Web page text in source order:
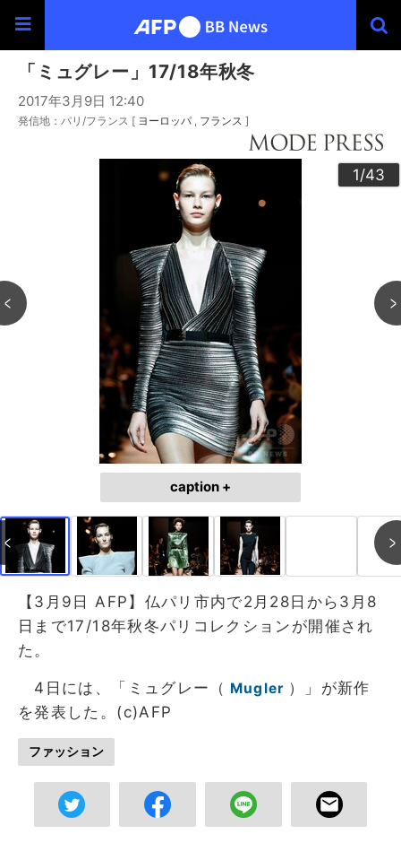
「ミュグレー」17/18年秋冬
2017年3月9日 12:40
発信地：パリ/フランス [ ヨーロッパ フランス ]
1/43
2/43
3/43
4/43
5/43
6/43
7/43
8/43
9/43
10/43
11/43
12/43
13/43
14/43
15/43
16/43
17/43
18/43
19/43
20/43
21/43
22/43
23/43
24/43
25/43
26/43
27/43
28/43
29/43
30/43
31/43
32/43
33/43
34/43
35/43
36/43
37/43
38/43
39/43
40/43
41/43
42/43
43/43
caption +
【3月9日 AFP】仏パリ市内で2月28日から3月8
日まで17/18年秋冬パリコレクションが開催され
た。
4日には、「ミュグレー（ Mugler ）」が新作
を発表した。(c)AFP
ファッション